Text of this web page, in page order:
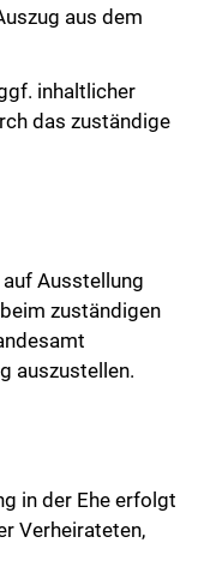
aus dem
inhaltlicher
das zuständige
Ausstellung
zuständigen
auszustellen.
in der Ehe erfolgt
Verheirateten,